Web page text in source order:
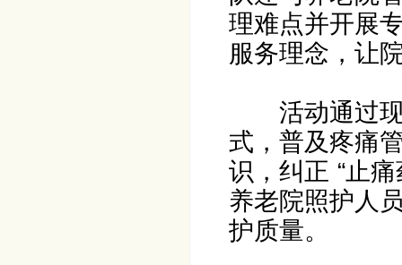
理难点并开展
服务理念，让
活动通过
式，普及疼痛
识，纠正 “止
养老院照护人
护质量。